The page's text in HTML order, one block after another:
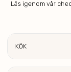
Läs igenom vår
KÖK